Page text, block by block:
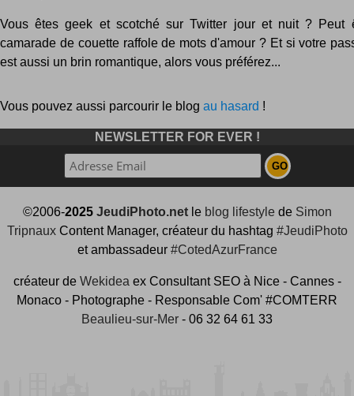
Vous êtes geek et scotché sur Twitter jour et nuit ? Peut
camarade de couette raffole de mots d'amour ? Et si votre
est aussi un brin romantique, alors vous préférez...
Vous pouvez aussi parcourir le blog au hasard !
NEWSLETTER FOR EVER !
©2006-2025 JeudiPhoto.netle blog lifestylede Simon
TripnauxContent Manager, créateur du hashtag #JeudiPhoto
et ambassadeur #CotedAzurFrance
créateur de Wekidea ex Consultant SEO à Nice - Cannes -
Monaco - Photographe - Responsable Com' #COMTERR
Beaulieu-sur-Mer - 06 32 64 61 33